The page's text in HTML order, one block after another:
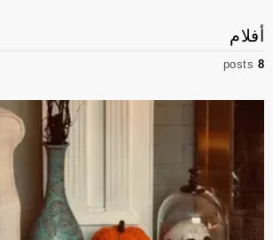
شاهد كل ما نقوم به
مكاتب
أعثر على مكتب قريب منك
نبذة عنا
من نحن
وظائف
إنضم إلى الفريق
أفلام
8
posts